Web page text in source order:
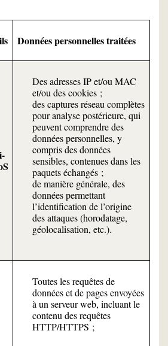
Données personnelles traitées
Des adresses IP et/ou MAC
et/ou des cookies ;
des captures réseau complètes
pour analyse postérieure, qui
peuvent comprendre des
données personnelles, y
compris des données
sensibles, contenues dans les
paquets échangés ;
de manière générale, des
données permettant
l’identification de l’origine
des attaques (horodatage,
géolocalisation, etc.).
Toutes les requêtes de
données et de pages envoyées
à un serveur web, incluant le
contenu des requêtes
HTTP/HTTPS ;